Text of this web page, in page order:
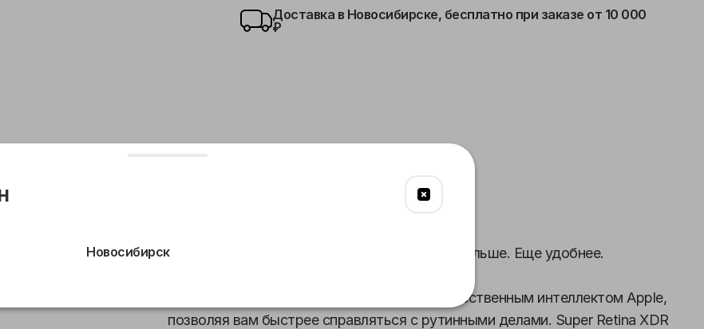
Доставка в Новосибирске, бесплатно при заказе от 10 000
₽
камера Питание
Такой же потрясающий, как iPhone 16. Еще больше. Еще удобнее.
iPhone 16 Plus превосходно работает с искусственным интеллектом Apple,
позволяя вам быстрее справляться с рутинными делами. Super Retina XDR
Новосибирск